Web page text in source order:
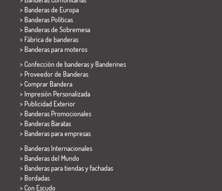
> Banderas de Europa
> Banderas Políticas
> Banderas de Sobremesa
> Fábrica de banderas
> Banderas para moteros
> Confección de banderas y Banderines
> Proveedor de Banderas
> Comprar Bandera
> Impresión Personalizada
> Publicidad Exterior
> Banderas Promocionales
> Banderas Baratas
> Banderas para empresas
> Banderas Internacionales
> Banderas del Mundo
> Banderas para tiendas y fachadas
> Bordadas
> Con Escudo